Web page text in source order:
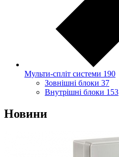
Мульти-спліт системи 190
Зовнішні блоки 37
Внутрішні блоки 153
Новини